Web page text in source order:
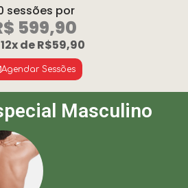
sessões por
599,90
de R$59,90
Agendar Sessões
Masculino